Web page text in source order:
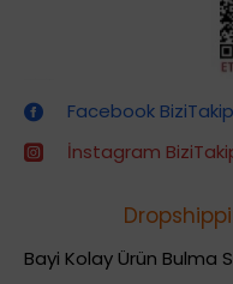
Facebook
İnstagram
Bayi Kolay Ürün Bulma